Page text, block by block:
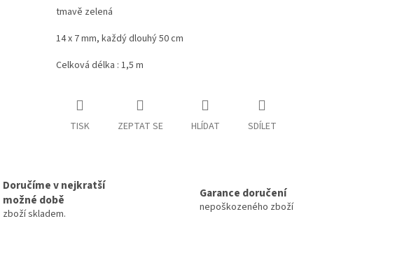
tmavě zelená
14 x 7 mm, každý dlouhý 50 cm
Celková délka : 1,5 m
TISK ZEPTAT SE HLÍDAT SDÍLET
Doručíme v nejkratší
možné době
zboží skladem.
Garance doručení
nepoškozeného zboží